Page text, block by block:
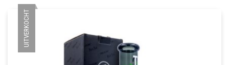
UITVERKOCHT